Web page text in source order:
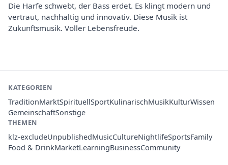
Die Harfe schwebt, der Bass erdet. Es klingt modern und
vertraut, nachhaltig und innovativ. Diese Musik ist
Zukunftsmusik. Voller Lebensfreude.
KATEGORIEN
TraditionMarktSpirituellSportKulinarischMusikKulturWissen
GemeinschaftSonstige
THEMEN
klz-excludeUnpublishedMusicCultureNightlifeSportsFamily
Food & DrinkMarketLearningBusinessCommunity